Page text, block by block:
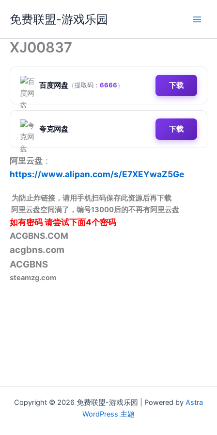
容
免费联盟-游戏乐园
XJ00837
百度网盘 （提取码： 6666） 下载
夸克网盘 下载
阿里云盘 ：
https://www.alipan.com/s/E7XEYwaZ5Ge
为防止炸链接，请用手机扫码保存此资源后再下载
阿里云盘空间满了，编号13000后的不再有阿里云盘
如有密码请尝试下面4个密码
ACGBNS.COM
acgbns.com
ACGBNS
steamzg.com
Copyright © 2026 免费联盟-游戏乐园 | Powered by Astra
WordPress 主题